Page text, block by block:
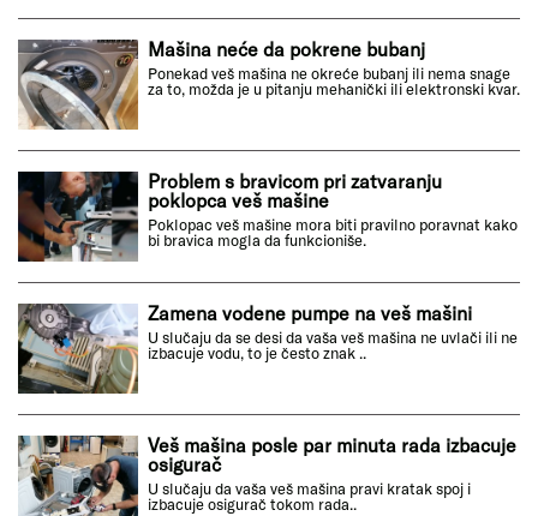
Mašina neće da pokrene bubanj
Ponekad veš mašina ne okreće bubanj ili nema snage
za to, možda je u pitanju mehanički ili elektronski kvar.
Problem s bravicom pri zatvaranju
poklopca veš mašine
Poklopac veš mašine mora biti pravilno poravnat kako
bi bravica mogla da funkcioniše.
Zamena vodene pumpe na veš mašini
U slučaju da se desi da vaša veš mašina ne uvlači ili ne
izbacuje vodu, to je često znak ..
Veš mašina posle par minuta rada izbacuje
osigurač
U slučaju da vaša veš mašina pravi kratak spoj i
izbacuje osigurač tokom rada..